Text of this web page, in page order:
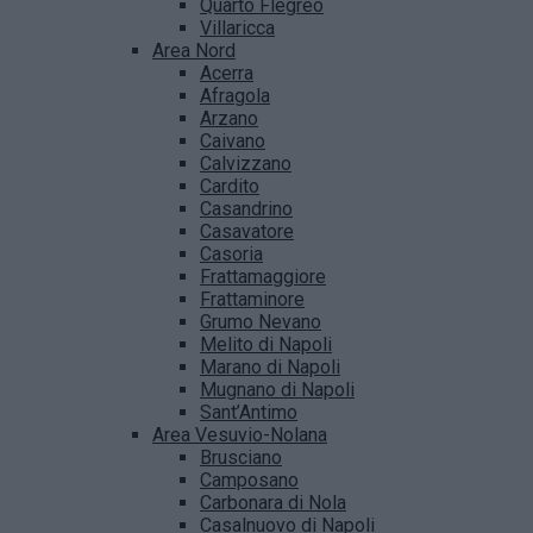
Quarto Flegreo
Villaricca
Area Nord
Acerra
Afragola
Arzano
Caivano
Calvizzano
Cardito
Casandrino
Casavatore
Casoria
Frattamaggiore
Frattaminore
Grumo Nevano
Melito di Napoli
Marano di Napoli
Mugnano di Napoli
Sant’Antimo
Area Vesuvio-Nolana
Brusciano
Camposano
Carbonara di Nola
Casalnuovo di Napoli